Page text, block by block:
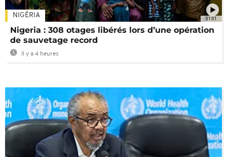
01:01
NIGÉRIA
Nigeria : 308 otages libérés lors d’une opération
de sauvetage record
Il y a 4 heures